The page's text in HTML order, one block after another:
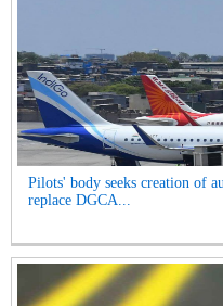
Pilots' body seeks creation of
replace DGCA...